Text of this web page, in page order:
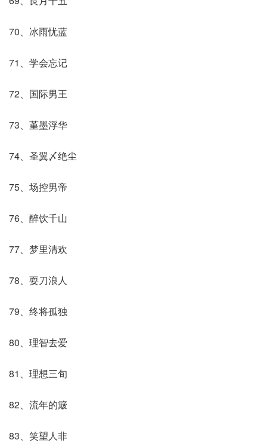
70、冰雨忧蓝
71、学会忘记
72、国际男王
73、堇墨浮华
74、圣翼〆绝尘
75、场控男帝
76、醉饮千山
77、梦里清欢
78、耍刀浪人
79、终将孤独
80、理智去爱
81、理想三旬
82、流年的簸
83、笑望人非